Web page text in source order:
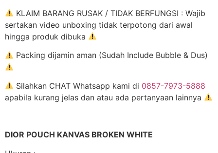
KLAIM BARANG RUSAK / TIDAK BERFUNGSI : Wajib
sertakan video unboxing tidak terpotong dari awal
hingga produk dibuka
Packing dijamin aman (Sudah Include Bubble & Dus)
Silahkan CHAT Whatsapp kami di 0857-7973-5888
apabila kurang jelas dan atau ada pertanyaan lainnya
DIOR POUCH KANVAS BROKEN WHITE